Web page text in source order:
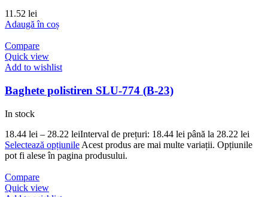
11.52 lei
Adaugă în coș
Compare
Quick view
Add to wishlist
Baghete polistiren SLU-774 (B-23)
In stock
18.44 lei – 28.22 leiInterval de prețuri: 18.44 lei până la 28.22 lei
Selectează opțiunile Acest produs are mai multe variații. Opțiunile
pot fi alese în pagina produsului.
Compare
Quick view